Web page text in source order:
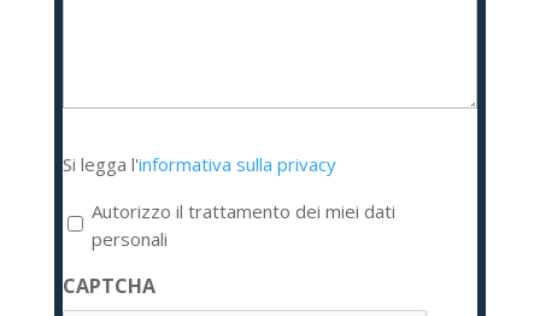
legga
l'informativa
sulla
privacy
*
Si legga l'informativa sulla privacy
Autorizzo il trattamento dei miei dati
personali
CAPTCHA